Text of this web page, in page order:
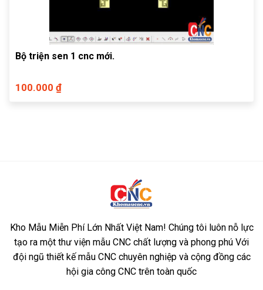
Bộ triện sen 1 cnc mới.
100.000 ₫
Kho Mẫu Miễn Phí Lớn Nhất Việt Nam! Chúng tôi luôn nỗ lực
tạo ra một thư viện mẫu CNC chất lượng và phong phú Với
đội ngũ thiết kế mẫu CNC chuyên nghiệp và cộng đồng các
hội gia công CNC trên toàn quốc